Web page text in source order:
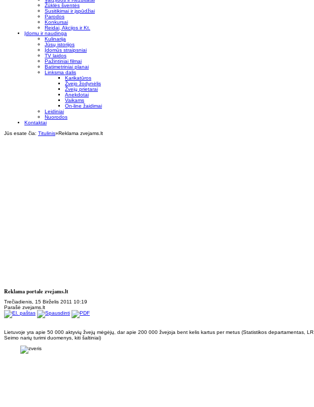
Žūklės šventės
Susitikimai ir įspūdžiai
Parodos
Konkursai
Reidai, Akcijos ir Kt.
Įdomu ir naudinga
Kulinarija
Jūsų istorijos
Įdomūs straipsniai
TV laidos
Pažintiniai filmai
Batimetriniai planai
Linksma dalis
Karikatūros
Žvejo žodynėlis
Žvejų prietarai
Anekdotai
Vaikams
On-line žaidimai
Leidiniai
Nuorodos
Kontaktai
Jūs esate čia: Titulinis»Reklama zvejams.lt
Reklama portale zvejams.lt
Trečiadienis, 15 Birželis 2011 10:19
Parašė zvejams.lt
Lietuvoje yra apie 50 000 aktyvių žvejų mėgėjų, dar apie 200 000 žvejoja bent kelis kartus per metus (Statistikos departamentas, LR
Seimo narių turimi duomenys, kiti šaltiniai)